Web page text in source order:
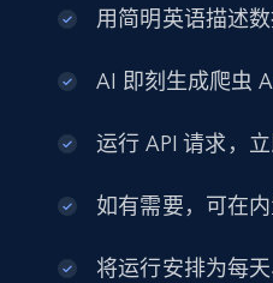
用简明英语描述
AI 即刻生成爬虫
运行 API 请求，
如有需要，可在
将运行安排为每